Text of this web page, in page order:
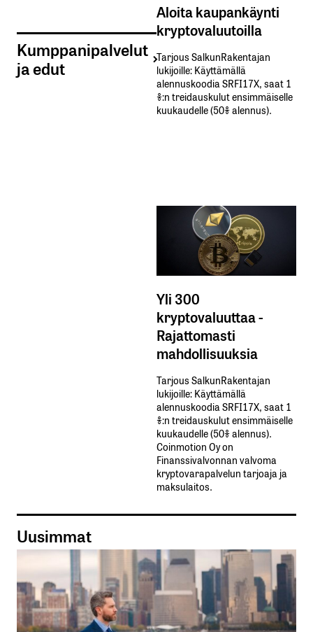
Kumppanipalvelut
ja edut
Aloita kaupankäynti
kryptovaluutoilla
Tarjous SalkunRakentajan
lukijoille: Käyttämällä​ ​
alennuskoodia​ ​SRFI17X,​ ​saat​ ​1
%:n treidauskulut​ ​ensimmäiselle​ ​
kuukaudelle​ ​(50%​ ​alennus).
Yli 300
kryptovaluuttaa -
Rajattomasti
mahdollisuuksia
Tarjous SalkunRakentajan
lukijoille: Käyttämällä​ ​
alennuskoodia​ ​SRFI17X,​ ​saat​ ​1
%:n treidauskulut​ ​ensimmäiselle​ ​
kuukaudelle​ ​(50%​ ​alennus).
Coinmotion Oy on
Finanssivalvonnan valvoma
kryptovarapalvelun tarjoaja ja
maksulaitos.
Uusimmat